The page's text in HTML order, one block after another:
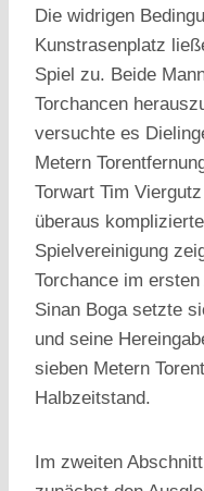
Die widrigen
Kunstrasenplatz
Spiel zu. Beide
Torchancen
versuchte es
Metern
Torwart Tim
überaus
Spielvereinigung
Torchance im
Sinan Boga setzte
und seine
sieben Metern
Halbzeitstand.
Im zweiten